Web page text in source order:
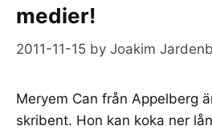
medier!
2011-11-15 by Joakim
Meryem Can från Appelberg
skribent. Hon kan koka ner